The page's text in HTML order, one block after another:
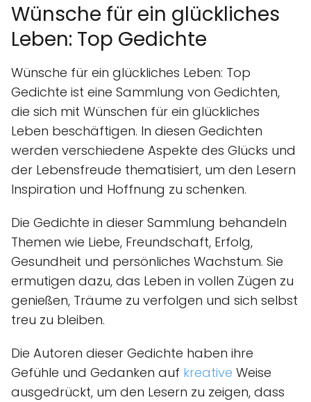
Wünsche für ein glückliches
Leben: Top Gedichte
Wünsche für ein glückliches Leben: Top
Gedichte ist eine Sammlung von Gedichten,
die sich mit Wünschen für ein glückliches
Leben beschäftigen. In diesen Gedichten
werden verschiedene Aspekte des Glücks und
der Lebensfreude thematisiert, um den Lesern
Inspiration und Hoffnung zu schenken.
Die Gedichte in dieser Sammlung behandeln
Themen wie Liebe, Freundschaft, Erfolg,
Gesundheit und persönliches Wachstum. Sie
ermutigen dazu, das Leben in vollen Zügen zu
genießen, Träume zu verfolgen und sich selbst
treu zu bleiben.
Die Autoren dieser Gedichte haben ihre
Gefühle und Gedanken auf kreative Weise
ausgedrückt, um den Lesern zu zeigen, dass